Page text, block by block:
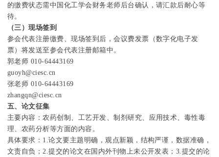
的缴费状态需中国化工学会财务老师后台确认，请汇款后耐心等
待。
（三）现场签到
参会代表注册缴费、现场签到后，会议费发票（数字化电子发
票）将发送至参会代表注册邮箱中。
郭老师 010-64443169
guoyh@ciesc.cn
张老师 010-64443169
zhangqn@ciesc.cn
五、论文征集
主要内容：农药创制、工艺开发、制剂研究、应用技术、毒性毒
理、农药分析等方面的内容。
具体要求： 1.论文要主题明确，观点新颖，结构严谨，数据准确，
文责自负；2.提交的论文在国内外刊物上未公开发表； 3.提交的论